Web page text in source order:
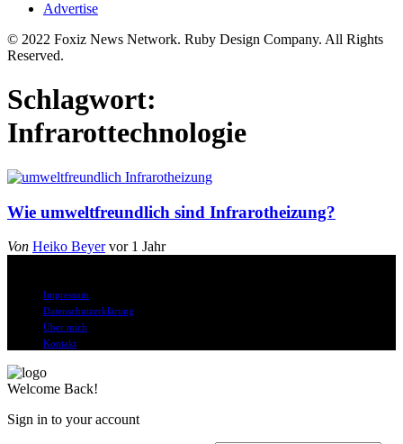
Advertise
© 2022 Foxiz News Network. Ruby Design Company. All Rights
Reserved.
Schlagwort:
Infrarottechnologie
Wie umweltfreundlich sind Infrarotheizung?
Von Heiko Beyer vor 1 Jahr
Impressum
Datenschutzerklärung
Über mich
Kontakt
Welcome Back!
Sign in to your account